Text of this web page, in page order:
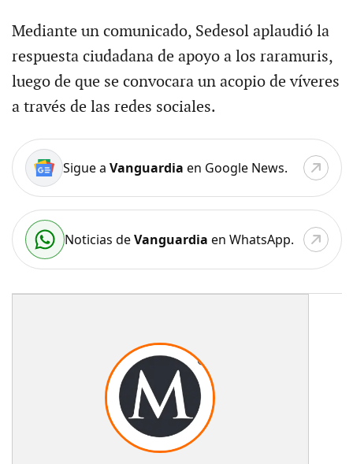
Mediante un comunicado, Sedesol aplaudió la
respuesta ciudadana de apoyo a los raramuris,
luego de que se convocara un acopio de víveres
a través de las redes sociales.
Sigue a Vanguardia en Google News.
Noticias deVanguardia en WhatsApp.